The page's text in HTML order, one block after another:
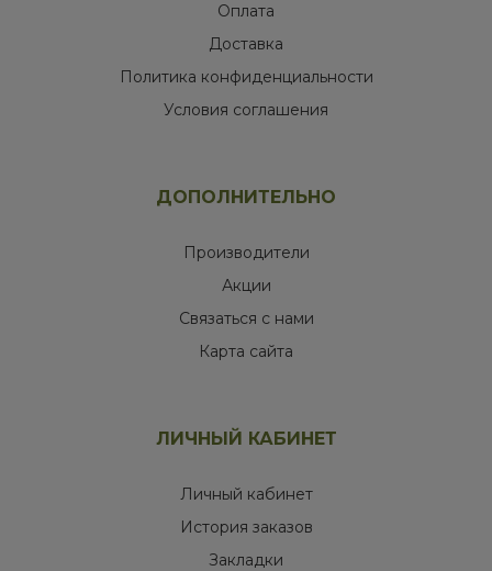
Оплата
Доставка
Политика конфиденциальности
Условия соглашения
ДОПОЛНИТЕЛЬНО
Производители
Акции
Связаться с нами
Карта сайта
ЛИЧНЫЙ КАБИНЕТ
Личный кабинет
История заказов
Закладки